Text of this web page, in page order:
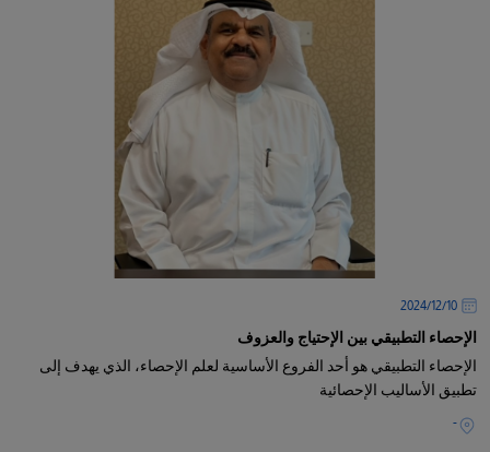
10‏/12‏/2024
الإحصاء التطبيقي بين الإحتياج والعزوف
الإحصاء التطبيقي هو أحد الفروع الأساسية لعلم الإحصاء، الذي يهدف إلى
تطبيق الأساليب الإحصائية
-